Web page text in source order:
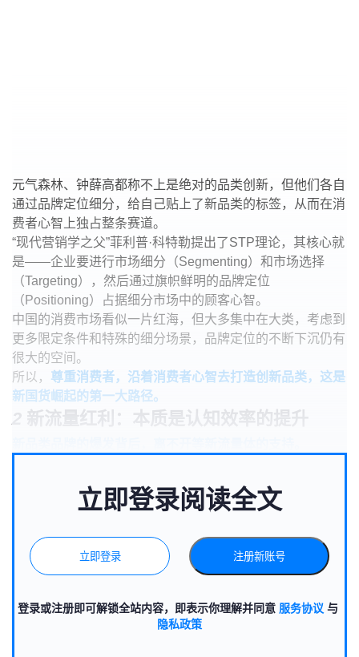
元气森林、钟薛高都称不上是绝对的品类创新，但他们各自
通过品牌定位细分，给自己贴上了新品类的标签，从而在消
费者心智上独占整条赛道。
“现代营销学之父”菲利普·科特勒提出了STP理论，其核心就
是——企业要进行市场细分（Segmenting）和市场选择
（Targeting），然后通过旗帜鲜明的品牌定位
（Positioning）占据细分市场中的顾客心智。
中国的消费市场看似一片红海，但大多集中在大类，考虑到
更多限定条件和特殊的细分场景，品牌定位的不断下沉仍有
很大的空间。
所以， 尊重消费者，沿着消费者心智去打造创新品类，这是
新国货崛起的第一大路径。
2 新流量红利：本质是认知效率的提升
立即登录阅读全文
立即登录 注册新账号
登录或注册即可解锁全站内容，即表示你理解并同意 服务协议 与
隐私政策